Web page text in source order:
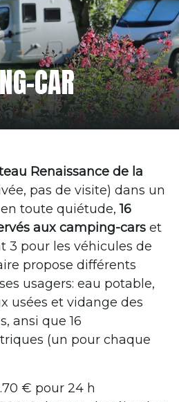
CAR
Renaissance de la
pas de visite) dans un
toute quiétude,16
aux camping-cars et
3 pour les véhicules de
propose différents
usagers: eau potable,
usées et vidange des
ansi que 16
(un pour chaque
€ pour 24 h